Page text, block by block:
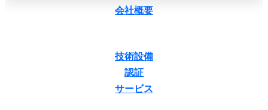
会社概要
技術設備
認証
サービス